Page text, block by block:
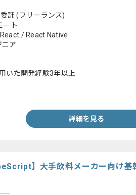
託(フリーランス)
ート
/ React Native
ニア
いた開発経験3年以上
詳細を見る
】大手飲料メーカー向け基